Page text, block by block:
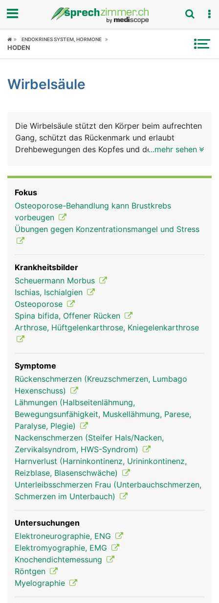
Fokus
Symptome
News
Rubriken
ENDOKRINES SYSTEM, HORMONE
HODEN
Wirbelsäule
Die Wirbelsäule stützt den Körper beim aufrechten
Gang, schützt das Rückenmark und erlaubt
Drehbewegungen des Kopfes und des Rumpfes.
Wirbelsäule Mann
...mehr sehen
Fokus
Osteoporose-Behandlung kann Brustkrebs
vorbeugen
Übungen gegen Konzentrationsmangel und Stress
Krankheitsbilder
Scheuermann Morbus
Ischias, Ischialgien
Osteoporose
Spina bifida, Offener Rücken
Arthrose, Hüftgelenkarthrose, Kniegelenkarthrose
Symptome
Rückenschmerzen (Kreuzschmerzen, Lumbago
Hexenschuss)
Lähmungen (Halbseitenlähmung,
Bewegungsunfähigkeit, Muskellähmung, Parese,
Paralyse, Plegie)
Nackenschmerzen (Steifer Hals/Nacken,
Zervikalsyndrom, HWS-Syndrom)
Harnverlust (Harninkontinenz, Urininkontinenz,
Reizblase, Blasenschwäche)
Unterleibsschmerzen Frau (Unterbauchschmerzen,
Schmerzen im Unterbauch)
Untersuchungen
Elektroneurographie, ENG
Elektromyographie, EMG
Knochendichtemessung
Röntgen
Myelographie